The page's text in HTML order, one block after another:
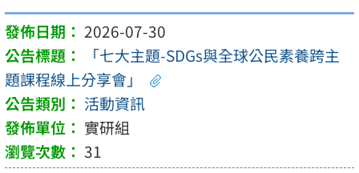
2026-07-30
「七大主題-SDGs與全球公民素養跨主
題課程線上分享會」
活動資訊
實研組
31